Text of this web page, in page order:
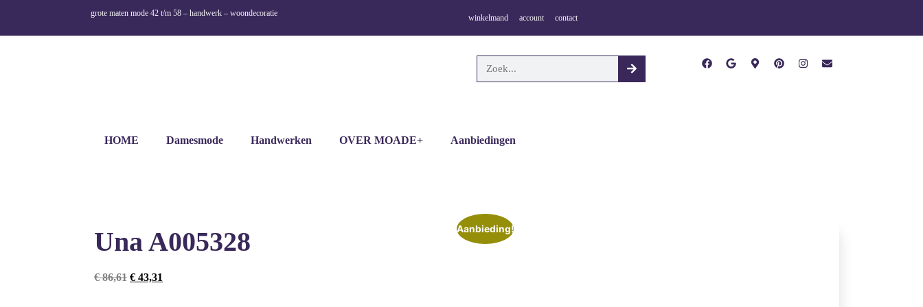
grote maten mode 42 t/m 58 – handwerk – woondecoratie
winkelmand account contact
HOME Damesmode Handwerken OVER MOADE+ Aanbiedingen
Una A005328
€86,61 € 43,31
Aanbieding!